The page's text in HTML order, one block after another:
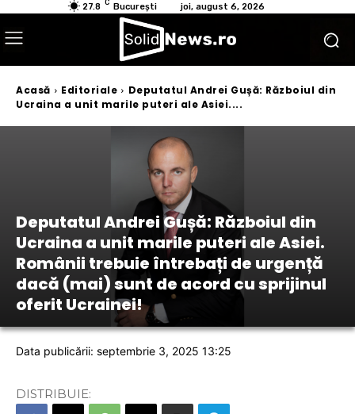
27.8 C București joi, august 6, 2026
Acasă Editoriale
Deputatul Andrei Gușă: Războiul din
Ucraina a unit marile puteri ale Asiei....
Deputatul Andrei Gușă: Războiul din
Ucraina a unit marile puteri ale Asiei.
Românii trebuie întrebați de urgență
dacă (mai) sunt de acord cu sprijinul
oferit Ucrainei!
Data publicării: septembrie 3, 2025 13:25
DISTRIBUIE: